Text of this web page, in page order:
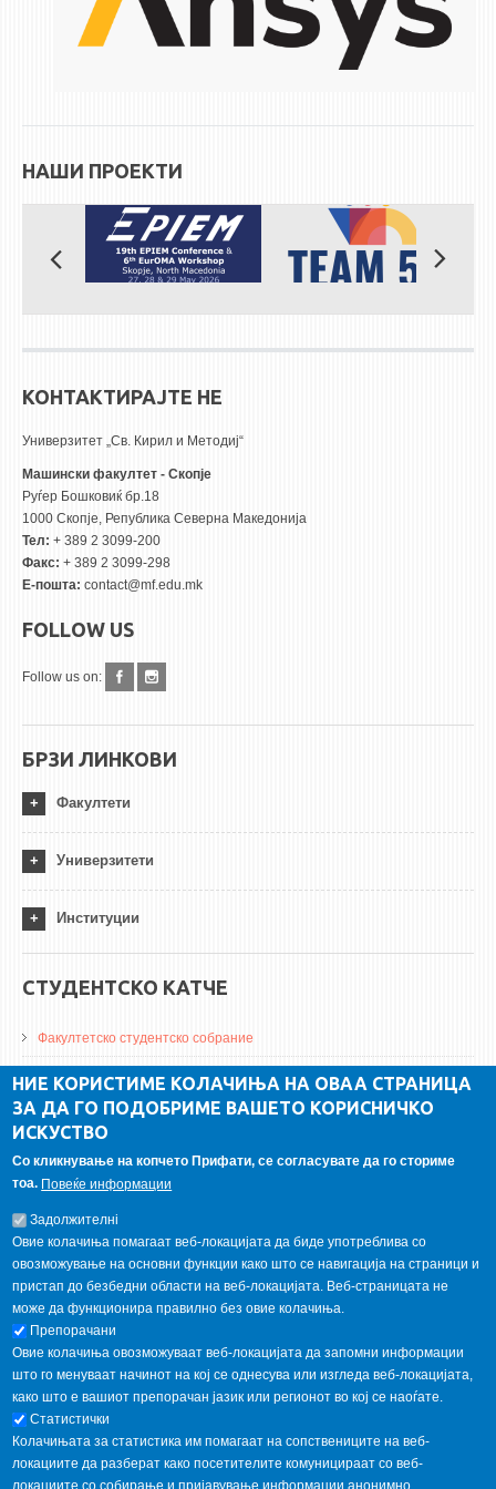
ЕКВИВАЛЕНЦИИ ОД СТАРИ СТУДИСКИ ПРОГРАМИ
СТУДЕНТСКА СЛУЖБА
БИБЛИОТЕКА
ДА ВИНЧИ МАГАЗИН
СТИПЕНДИИ/ПРАКСИ
НАШИ ПРОЕКТИ
КОНТАКТИРАЈТЕ НЕ
Универзитет „Св. Кирил и Методиј“
Машински факултет - Скопје
Руѓер Бошковиќ бр.18
1000 Скопје, Република Северна Македонија
Тел: + 389 2 3099-200
Факс: + 389 2 3099-298
Е-пошта: contact@mf.edu.mk
FOLLOW US
Follow us on:
БРЗИ ЛИНКОВИ
Факултети
Универзитети
Институции
СТУДЕНТСКО КАТЧЕ
Факултетско студентско собрание
ДА Винчи магазин
Алумни асоцијација
ГАЛЕРИЈА
НИЕ КОРИСТИМЕ КОЛАЧИЊА НА ОВАА СТРАНИЦА
ЗА ДА ГО ПОДОБРИМЕ ВАШЕТО КОРИСНИЧКО
ИСКУСТВО
Со кликнување на копчето Прифати, се согласувате да го сториме
тоа. Повеќе информации
Задолжителнi
Овие колачиња помагаат веб-локацијата да биде употреблива со
овозможување на основни функции како што се навигација на страници и
пристап до безбедни области на веб-локацијата. Веб-страницата не
може да функционира правилно без овие колачиња.
Препорачани
Овие колачиња овозможуваат веб-локацијата да запомни информации
што го менуваат начинот на кој се однесува или изгледа веб-локацијата,
како што е вашиот препорачан јазик или регионот во кој се наоѓате.
Статистички
Колачињата за статистика им помагаат на сопствениците на веб-
локациите да разберат како посетителите комуницираат со веб-
локациите со собирање и пријавување информации анонимно.